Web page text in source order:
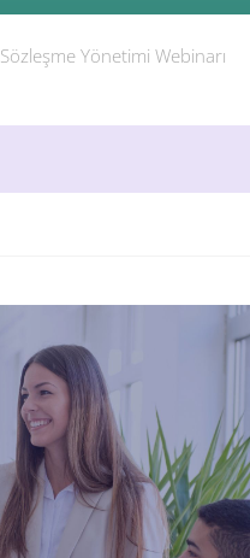
Yönetimi Webinarı